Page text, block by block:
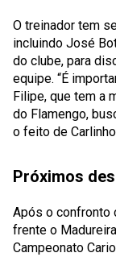
O treinador tem
incluindo José
do clube, para
equipe. “É
Filipe, que tem a
do Flamengo,
o feito de
Próximos
Após o confronto
frente o
Campeonato